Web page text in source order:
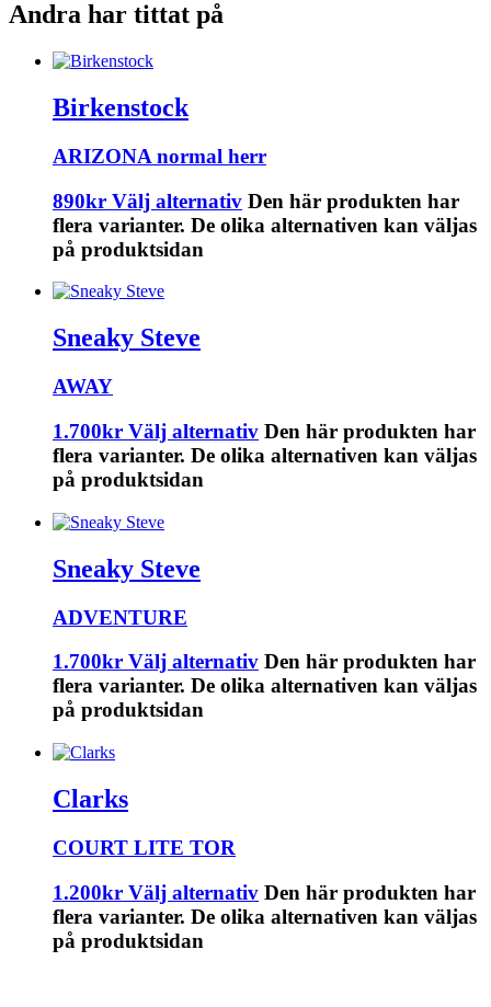
Andra har tittat på
Birkenstock
ARIZONA normal herr
890kr Välj alternativ Den här produkten har
flera varianter. De olika alternativen kan väljas
på produktsidan
Sneaky Steve
AWAY
1.700kr Välj alternativ Den här produkten har
flera varianter. De olika alternativen kan väljas
på produktsidan
Sneaky Steve
ADVENTURE
1.700kr Välj alternativ Den här produkten har
flera varianter. De olika alternativen kan väljas
på produktsidan
Clarks
COURT LITE TOR
1.200kr Välj alternativ Den här produkten har
flera varianter. De olika alternativen kan väljas
på produktsidan